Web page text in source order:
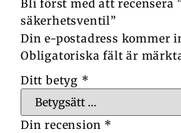
Bli först med att recensera
säkerhetsventil”
Din e-postadress kommer
Obligatoriska fält är
Ditt betyg *
Din recension *